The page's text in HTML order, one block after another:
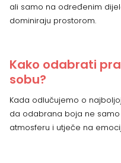
ali samo na određenim
dominiraju prostorom.
Kako odabrati
sobu?
Kada odlučujemo o
da odabrana boja ne
atmosferu i utječe na